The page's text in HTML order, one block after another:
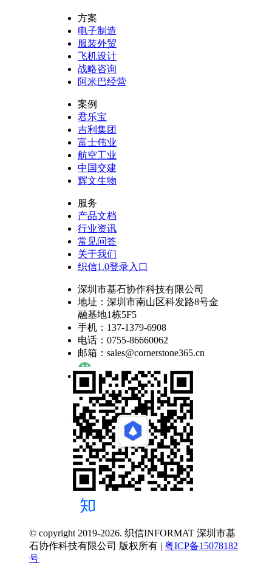
方案
电子制造
服装外贸
飞机设计
战略咨询
阿米巴经营
案例
君乐宝
吉利集团
富士伟业
航空工业
中国交建
辉文生物
服务
产品文档
行业资讯
常见问答
关于我们
织信1.0登录入口
深圳市基石协作科技有限公司
地址：深圳市南山区科发路8号金
融基地1栋5F5
手机：137-1379-6908
电话：0755-86660062
邮箱：sales@cornerstone365.cn
© copyright 2019-2026. 织信INFORMAT 深圳市基
石协作科技有限公司 版权所有 | 粤ICP备15078182
号